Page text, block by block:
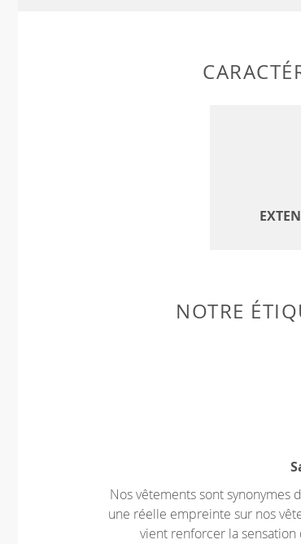
NOTRE
Nos vêtements sont synonymes
une réelle empreinte sur nos
vient renforcer la